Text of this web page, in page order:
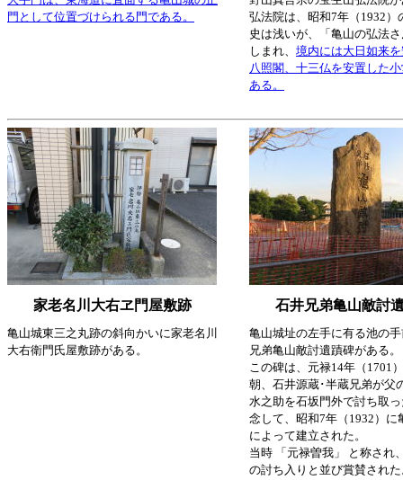
門として位置づけられる門である。
弘法院は、昭和7年（1932）
史は浅いが、「亀山の弘法
しまれ、 境内には大日如来
八照閣、十三仏を安置した
ある。
家老名川大右ヱ門屋敷跡 石井兄弟亀山敵討
亀山城東三之丸跡の斜向かいに家老名川
大右衛門氏屋敷跡がある。
亀山城址の左手に有る池の
兄弟亀山敵討遺蹟碑がある。
この碑は、元禄14年（1701
朝、石井源蔵･半蔵兄弟が父
水之助を石坂門外で討ち取
念して、昭和7年（1932）に
によって建立された。
当時 「元禄曽我」 と称され
の討ち入りと並び賞賛され